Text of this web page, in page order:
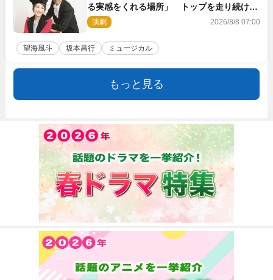
る実感をくれる場所」 トップを走り続ける
原動力を語る
演劇 2026/8/8 07:00
望海風斗 坂本昌行 ミュージカル
もっと見る